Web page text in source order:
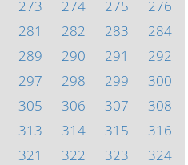
273 274 275
276
281 282 283
284
289 290 291
292
297 298 299
300
305 306 307
308
313 314 315
316
321 322 323
324